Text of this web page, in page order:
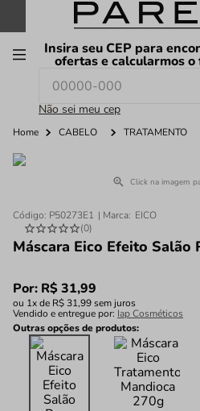
FRETE GRÁTIS nas
Insira seu CEP para
ofertas e calcularmos
Não sei meu cep
O que você procura hoje?
Home CABELO TRATAMENTO
Click na imagem
Código: P50273E1
EICO
(0)
Máscara Eico Efeito Salão
Por: R$31,99
ou 1x de R$31,99sem juros
Vendido e entregue por: Iap Cosméticos
Outras opções de produtos: